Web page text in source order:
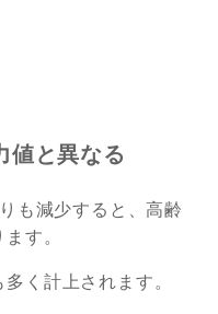
値と異なる
も減少すると、高齢
す。
く計上されます。